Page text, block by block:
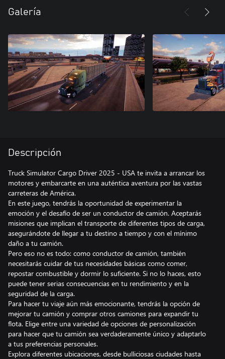
Galería
Descripción
Truck Simulator Cargo Driver 2025 - USA te invita a arrancar los
motores y embarcarte en una auténtica aventura por las vastas
carreteras de América.
En este juego, tendrás la oportunidad de experimentar la
emoción y el desafío de ser un conductor de camión. Aceptarás
misiones que implican el transporte de diferentes tipos de carga,
asegurándote de llegar a tu destino a tiempo y con el mínimo
daño a tu camión.
Pero eso no es todo: como conductor de camión, también
necesitarás cuidar de tus necesidades básicas como comer,
repostar combustible y dormir lo suficiente. Si no lo haces, esto
puede tener serias consecuencias en tu rendimiento y en la
seguridad de la carga.
Para hacer tu viaje aún más emocionante, tendrás la opción de
mejorar tu camión y comprar otros camiones para expandir tu
flota. Elige entre una variedad de opciones de personalización
para hacer que tu camión sea verdaderamente único y adaptarlo
a tus preferencias personales.
Explora diferentes ubicaciones, desde bulliciosas ciudades hasta